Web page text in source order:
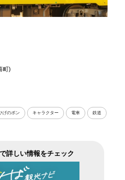
町)
げのポン キャラクター 電車 鉄道
詳しい情報をチェック